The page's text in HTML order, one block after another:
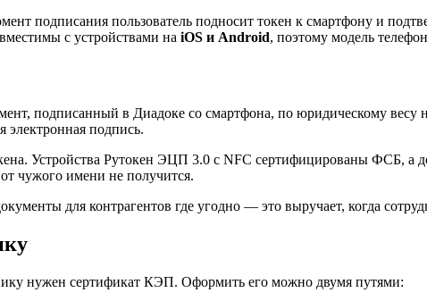
подписания пользователь подносит токен к смартфону и
с устройствами на iOS и Android, поэтому модель
подписанный в Диадоке со смартфона, по юридическому весу
подпись.
Устройства Рутокен ЭЦП 3.0 с NFC сертифицированы ФСБ, а
чужого имени не получится.
для контрагентов где угодно — это выручает, когда
нужен сертификат КЭП. Оформить его можно двумя путями: